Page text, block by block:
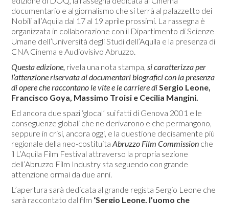
documentario e al giornalismo che si terrà al palazzetto dei
Nobili all’Aquila dal 17 al 19 aprile prossimi. La rassegna è
organizzata in collaborazione con il Dipartimento di Scienze
Umane dell’Università degli Studi dell’Aquila e la presenza di
CNA Cinema e Audiovisivo Abruzzo.
Questa edizione, rivela una nota stampa, si caratterizza per
l’attenzione riservata ai documentari biografici con la presenza
di opere che raccontano le vite e le carriere diSergio Leone,
Francisco Goya, Massimo Troisi e Cecilia Mangini.
Ed ancora due spazi ‘glocal’ sui fatti di Genova 2001 e le
conseguenze globali che ne derivarono e che permangono,
seppure in crisi, ancora oggi, e la questione decisamente più
regionale della neo-costituitaAbruzzo Film Commission che
il L’Aquila Film Festival attraverso la propria sezione
dell’Abruzzo Film Industry sta seguendo con grande
attenzione ormai da due anni.
L’apertura sarà dedicata al grande regista Sergio Leone che
sarà raccontato dal film ‘Sergio Leone, l’uomo che